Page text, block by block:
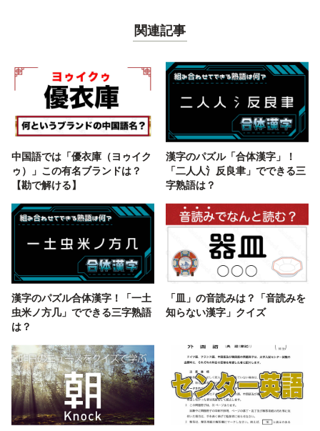
関連記事
中国語では「優衣庫（ヨゥイク
ゥ）」この有名ブランドは？
【勘で解ける】
漢字のパズル「合体漢字」！
「二人人氵反良聿」でできる三
字熟語は？
漢字のパズル合体漢字！「一土
虫米ノ方几」でできる三字熟語
は？
「皿」の音読みは？「音読みを
知らない漢字」クイズ